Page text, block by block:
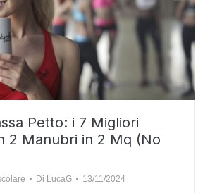
Petto: i 7 Migliori
2 Manubri in 2 Mq (No
Di LucaG 13/11/2024